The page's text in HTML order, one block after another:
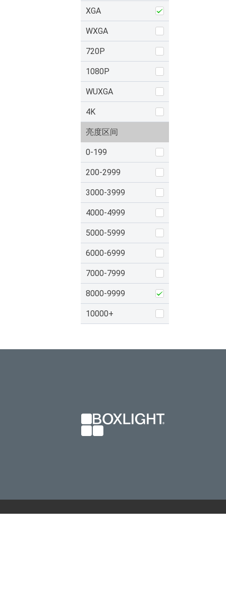
XGA
WXGA
720P
1080P
WUXGA
4K
亮度区间
0-199
200-2999
3000-3999
4000-4999
5000-5999
6000-6999
7000-7999
8000-9999
10000+